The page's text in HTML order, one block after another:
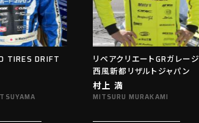
TIRES DRIFT
リペアクリエートGRガレージ
西風新都リザルトジャパン
村上 満
MITSURU MURAKAMI